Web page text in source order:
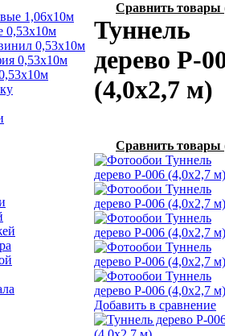
1,06х10м
0,53х10м
0,53х10м
0,53x10м
Сравнить товары
Туннель
дерево P-
(4,0х2,7 м)
Сравнить товары
Добавить в сравнение